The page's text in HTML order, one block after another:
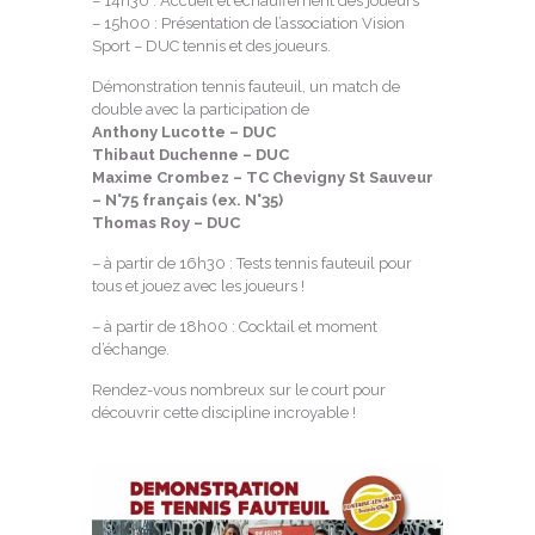
– 15h00 : Présentation de l’association Vision
Sport – DUC tennis et des joueurs.
Démonstration tennis fauteuil, un match de
double avec la participation de
Anthony Lucotte – DUC
Thibaut Duchenne – DUC
Maxime Crombez – TC Chevigny St Sauveur
– N°75 français (ex. N°35)
Thomas Roy – DUC
– à partir de 16h30 : Tests tennis fauteuil pour
tous et jouez avec les joueurs !
– à partir de 18h00 : Cocktail et moment
d’échange.
Rendez-vous nombreux sur le court pour
découvrir cette discipline incroyable !